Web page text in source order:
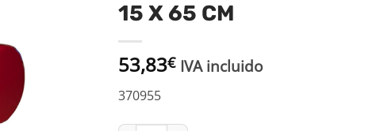
15 X 65 CM
53,83€ IVA incluido
370955